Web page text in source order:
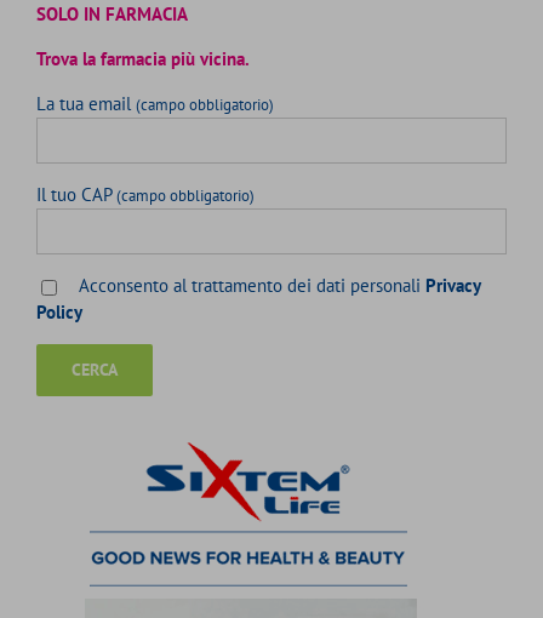
SOLO IN FARMACIA
Trova la farmacia più vicina.
La tua email (campo obbligatorio)
Il tuo CAP(campo obbligatorio)
Acconsento al trattamento dei dati personali Privacy
Policy